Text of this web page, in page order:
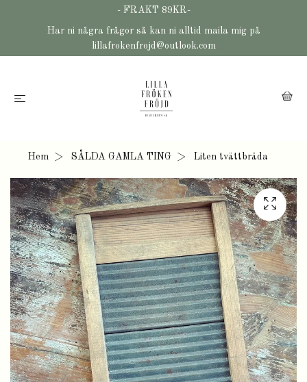
- FRAKT 89KR-
Har ni några frågor så kan ni alltid maila mig på
lillafrokenfrojd@outlook.com
Hem SÅLDA GAMLA TING Liten tvättbräda